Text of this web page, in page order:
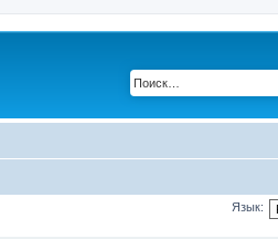
Язык: